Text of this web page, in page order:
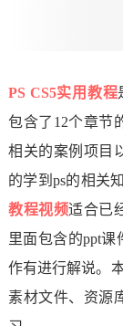
PS CS5实用教程
包含了12个章节
相关的案例项目
的学到ps的相关
教程视频适合已
里面包含的ppt
作有进行解说。
素材文件、资源